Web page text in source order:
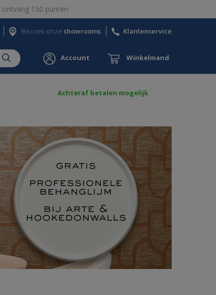
150 punten
Bezoek onze showrooms Klantenservice
Account Winkelmand
Achteraf betalen mogelijk